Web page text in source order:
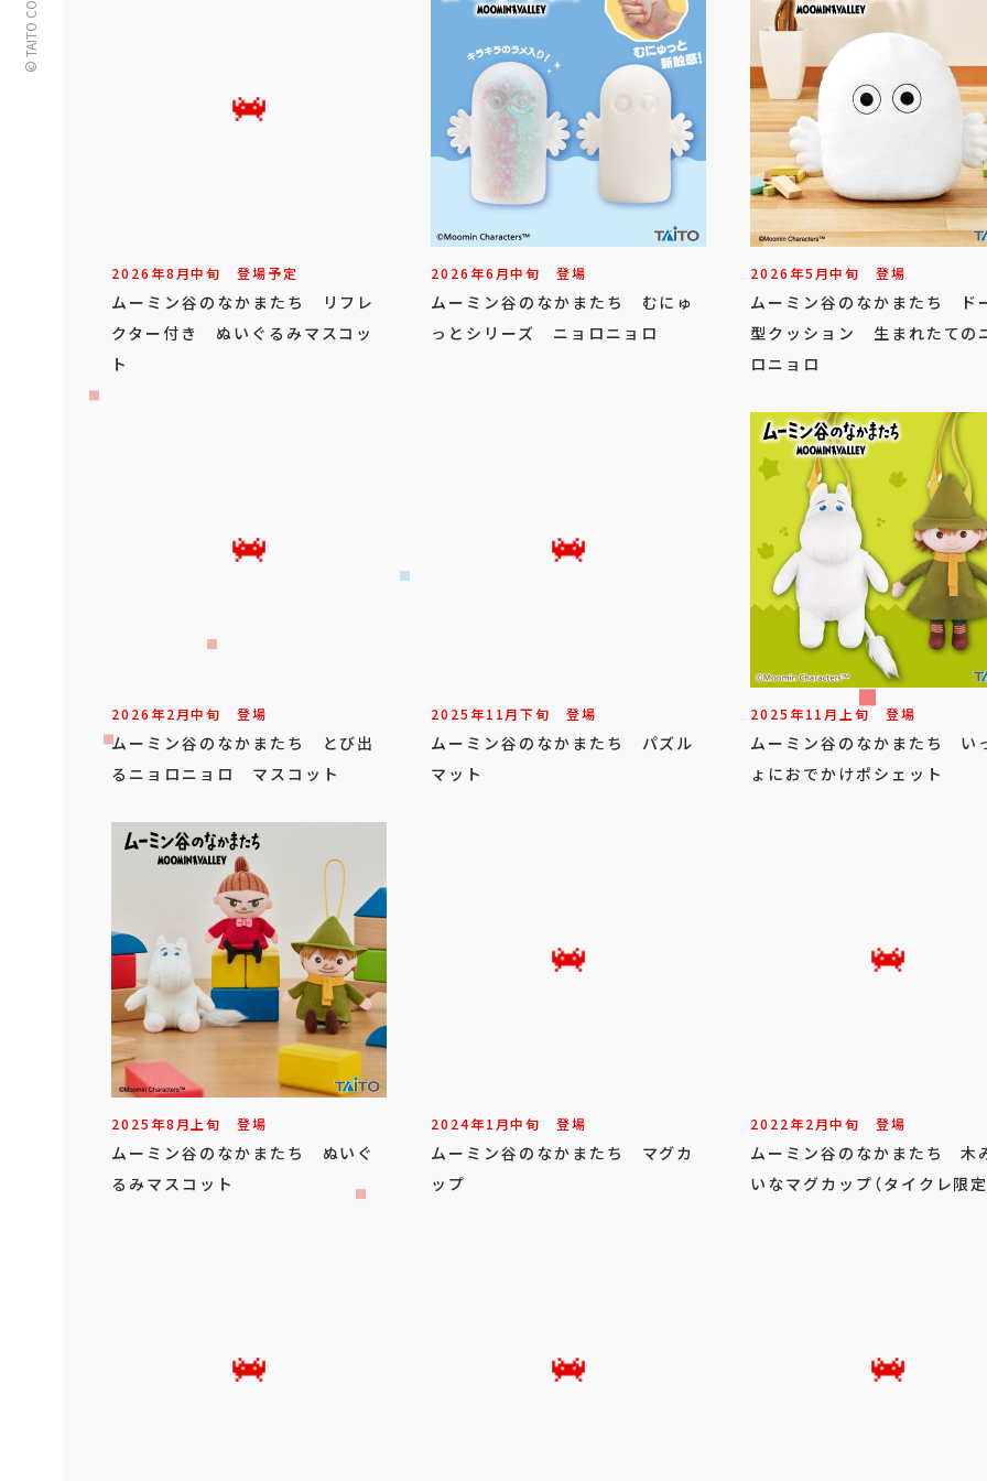
2026年8月中旬 登場予定
ムーミン谷のなかまたち リフレ
クター付き ぬいぐるみマスコッ
ト
2026年6月中旬 登場
ムーミン谷のなかまたち むにゅ
っとシリーズ ニョロニョロ
2026年5月中旬 登場
ムーミン谷のなかまたち ド
型クッション 生まれたての
ロニョロ
2026年2月中旬 登場
ムーミン谷のなかまたち とび出
るニョロニョロ マスコット
2025年11月下旬 登場
ムーミン谷のなかまたち パズル
マット
2025年11月上旬 登場
ムーミン谷のなかまたち い
ょにおでかけポシェット
2025年8月上旬 登場
ムーミン谷のなかまたち ぬいぐ
るみマスコット
2024年1月中旬 登場
ムーミン谷のなかまたち マグカ
ップ
2022年2月中旬 登場
ムーミン谷のなかまたち 木
いなマグカップ（タイクレ限定